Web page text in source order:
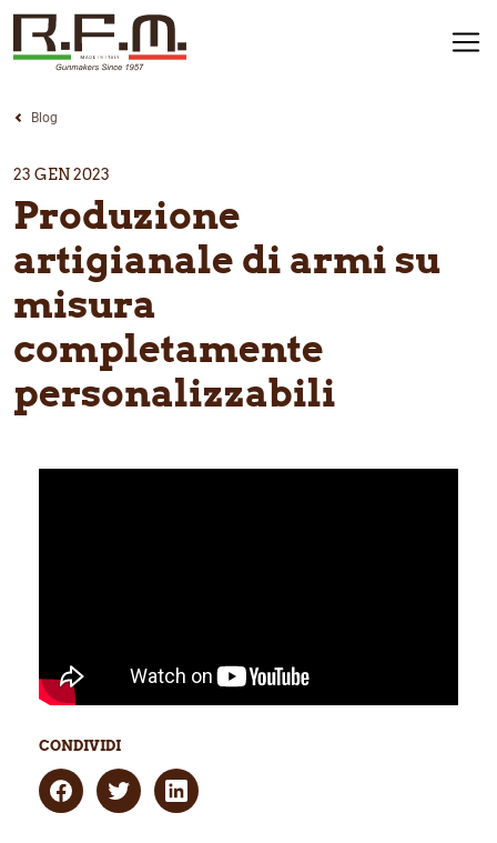
Blog
23 GEN 2023
Produzione
artigianale di armi su
misura
completamente
personalizzabili
CONDIVIDI